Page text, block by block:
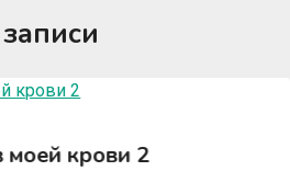
моей крови 2